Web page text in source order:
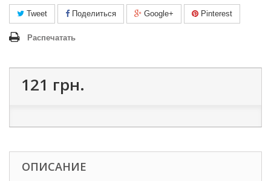
Tweet Поделиться Google+ Pinterest
Распечатать
121 грн.
ОПИСАНИЕ